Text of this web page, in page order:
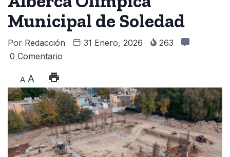
Municipal de Soledad
Por Redacción 31 Enero, 2026
263
0 Comentario
A A